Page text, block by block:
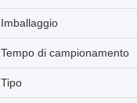
Imballaggio
Tempo di campionamento
Tipo